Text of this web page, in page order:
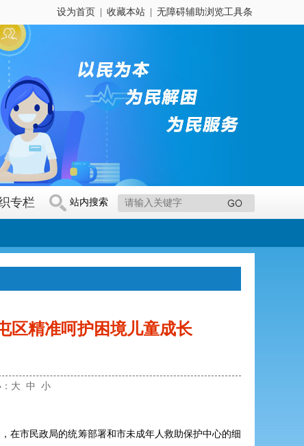
设为首页 收藏本站 无障碍辅助浏览工具条
专栏 站内搜索
区精准呵护困境儿童成长
大 中 小
在市民政局的统筹部署和市未成年人救助保护中心的细